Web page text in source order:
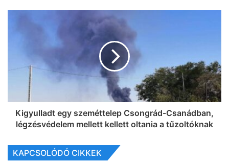
Kigyulladt egy szeméttelep Csongrád-Csanádban,
légzésvédelem mellett kellett oltania a tűzoltóknak
KAPCSOLÓDÓ CIKKEK